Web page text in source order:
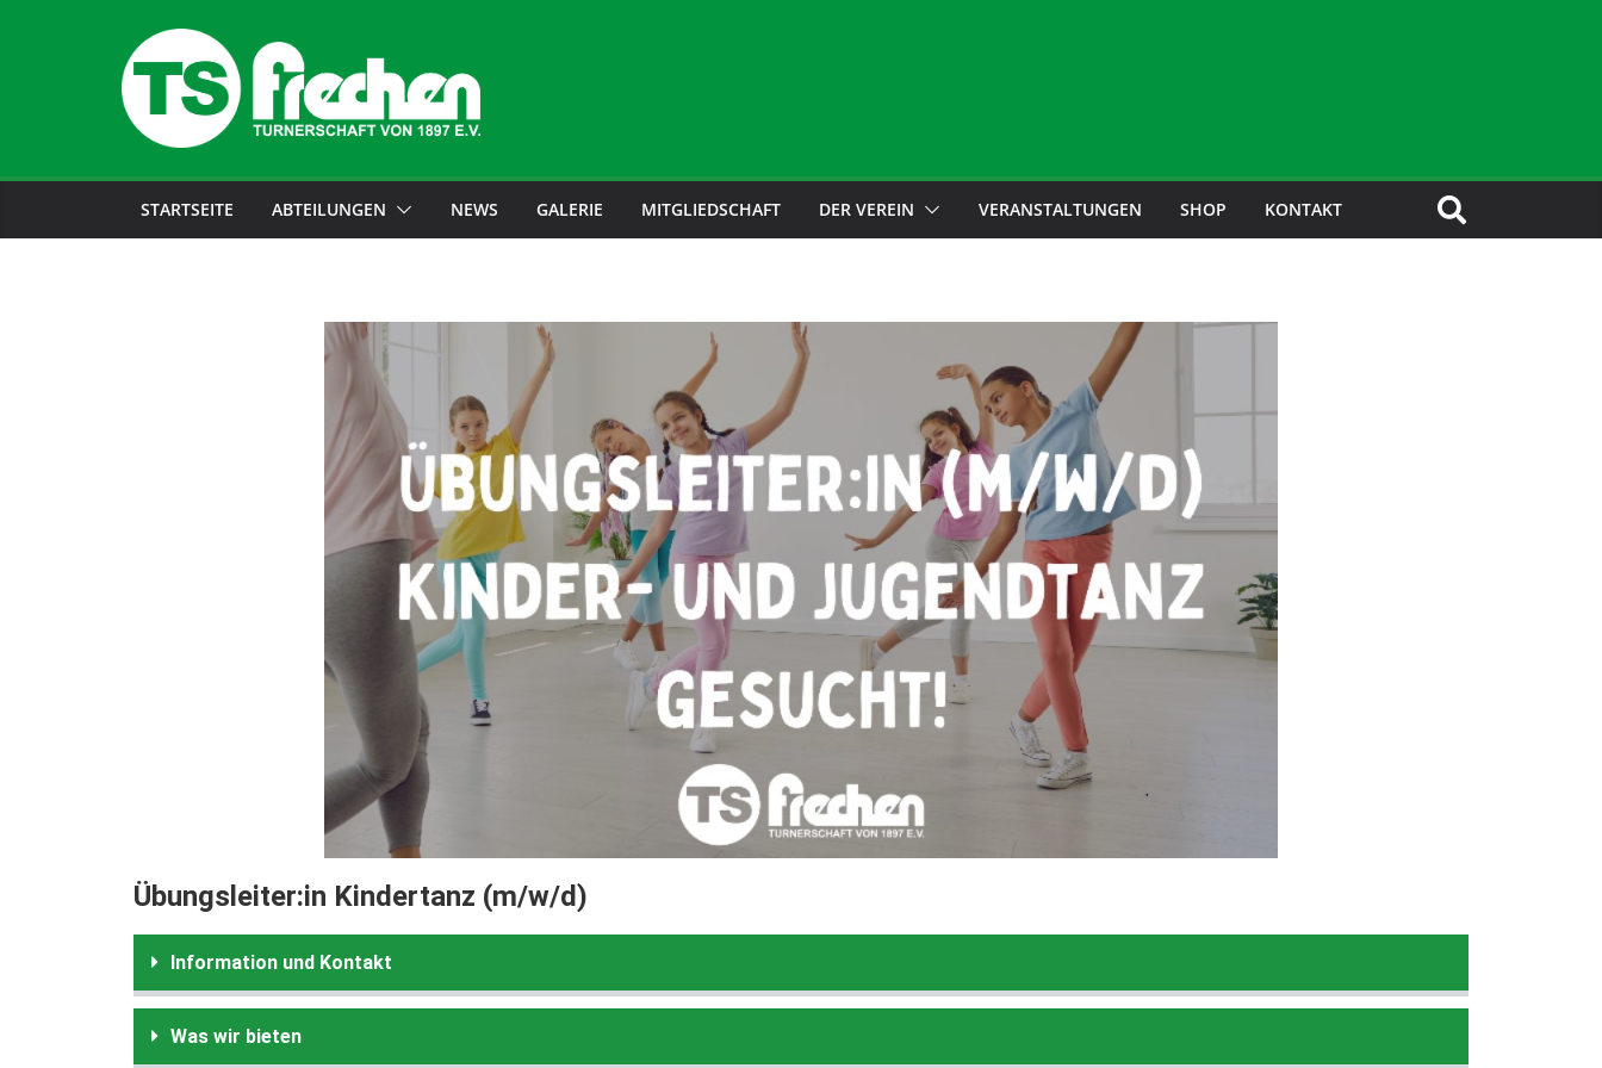
STARTSEITE ABTEILUNGEN NEWS GALERIE MITGLIEDSCHAFT DER VEREIN VERANSTALTUNGEN SHOP KONTAKT
Übungsleiter:in Kindertanz (m/w/d)
Information und Kontakt
Was wir bieten